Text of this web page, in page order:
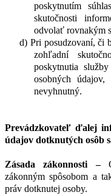
poskytnutím
skutočnosti
odvolať rovnakým
d) Pri posudzovaní, či
zohľadní
poskytnutia
osobných
nevyhnutný.
Prevádzkovateľ ďalej
údajov dotknutých osôb
Zásada zákonnosti –
zákonným spôsobom a
práv dotknutej osoby.